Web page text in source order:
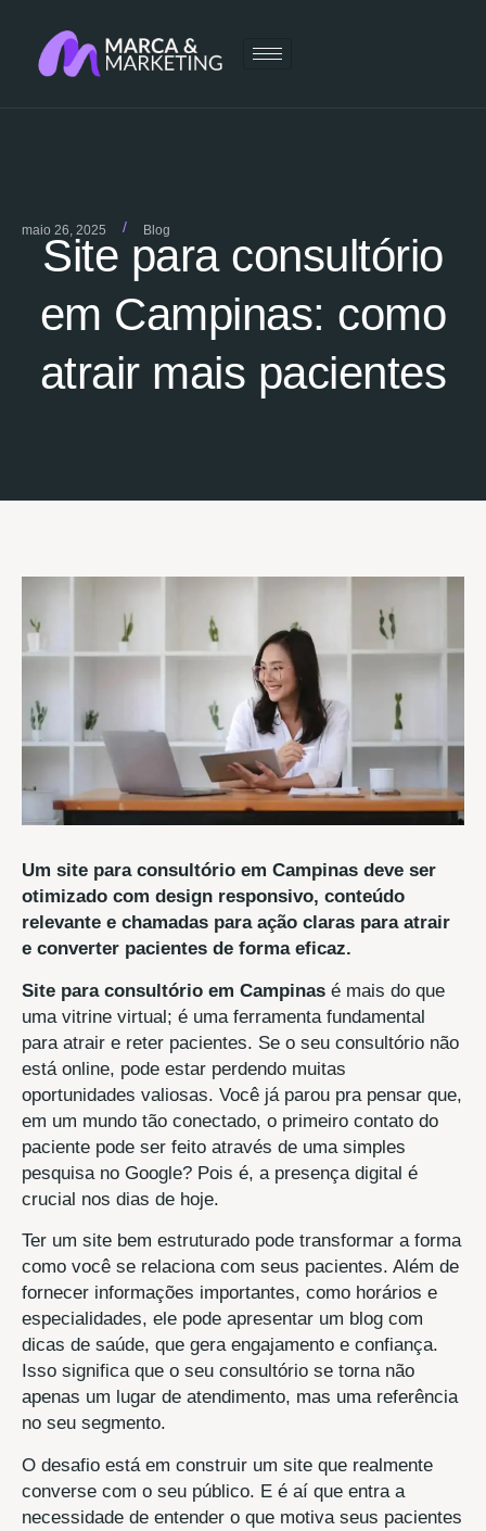
maio 26, 2025 / Blog
Site para consultório
em Campinas: como
atrair mais pacientes
Um site para consultório em Campinas deve ser
otimizado com design responsivo, conteúdo
relevante e chamadas para ação claras para atrair
e converter pacientes de forma eficaz.
Site para consultório em Campinas é mais do que
uma vitrine virtual; é uma ferramenta fundamental
para atrair e reter pacientes. Se o seu consultório não
está online, pode estar perdendo muitas
oportunidades valiosas. Você já parou pra pensar que,
em um mundo tão conectado, o primeiro contato do
paciente pode ser feito através de uma simples
pesquisa no Google? Pois é, a presença digital é
crucial nos dias de hoje.
Ter um site bem estruturado pode transformar a forma
como você se relaciona com seus pacientes. Além de
fornecer informações importantes, como horários e
especialidades, ele pode apresentar um blog com
dicas de saúde, que gera engajamento e confiança.
Isso significa que o seu consultório se torna não
apenas um lugar de atendimento, mas uma referência
no seu segmento.
O desafio está em construir um site que realmente
converse com o seu público. E é aí que entra a
necessidade de entender o que motiva seus pacientes